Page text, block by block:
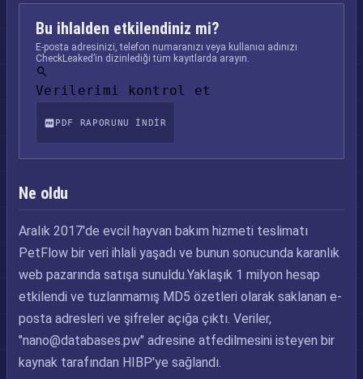
Bu ihlalden etkilendiniz mi?
E-posta adresinizi, telefon numaranızı veya kullanıcı adınızı
CheckLeaked’in dizinlediği tüm kayıtlarda arayın.
Verilerimi kontrol et
PDF RAPORUNU INDIR
Ne oldu
Aralık 2017'de evcil hayvan bakım hizmeti teslimatı
PetFlow bir veri ihlali yaşadı ve bunun sonucunda karanlık
web pazarında satışa sunuldu.Yaklaşık 1 milyon hesap
etkilendi ve tuzlanmamış MD5 özetleri olarak saklanan e-
posta adresleri ve şifreler açığa çıktı. Veriler,
"nano@databases.pw" adresine atfedilmesini isteyen bir
kaynak tarafından HIBP'ye sağlandı.